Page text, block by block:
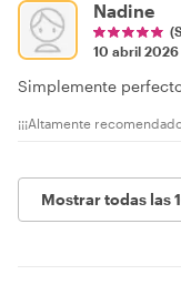
Nadine
10 abril 2026
Simplemente
¡¡¡Altamente
Mostrar todas las